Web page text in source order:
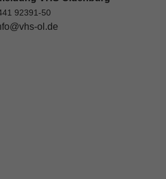
92391-50
ol.de